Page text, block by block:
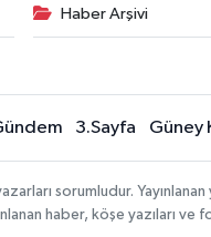
Haber Arşivi
3.Sayfa Güney
sorumludur.
haber, köşe yazıları